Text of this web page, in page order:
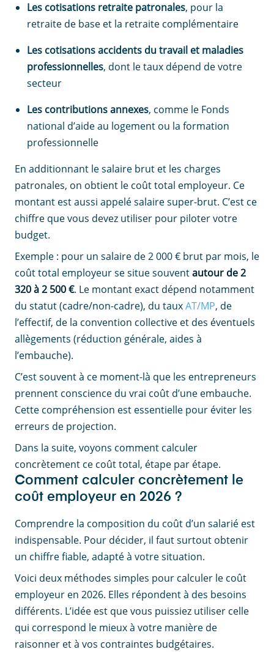
Les cotisations retraite patronales, pour la
retraite de base et la retraite complémentaire
Les cotisations accidents du travail et maladies
professionnelles, dont le taux dépend de votre
secteur
Les contributions annexes, comme le Fonds
national d’aide au logement ou la formation
professionnelle
En additionnant le salaire brut et les charges
patronales, on obtient le coût total employeur. Ce
montant est aussi appelé salaire super-brut. C’est ce
chiffre que vous devez utiliser pour piloter votre
budget.
Exemple : pour un salaire de 2 000 € brut par mois, le
coût total employeur se situe souventautour de 2
320 à 2 500 €. Le montant exact dépend notamment
du statut (cadre/non-cadre), du tauxAT/MP, de
l’effectif, de la convention collective et des éventuels
allègements (réduction générale, aides à
l’embauche).
C’est souvent à ce moment-là que les entrepreneurs
prennent conscience du vrai coût d’une embauche.
Cette compréhension est essentielle pour éviter les
erreurs de projection.
Dans la suite, voyons comment calculer
concrètement ce coût total, étape par étape.
Comment calculer concrètement le
coût employeur en 2026 ?
Comprendre la composition du coût d’un salarié est
indispensable. Pour décider, il faut surtout obtenir
un chiffre fiable, adapté à votre situation.
Voici deux méthodes simples pour calculer le coût
employeur en 2026. Elles répondent à des besoins
différents. L’idée est que vous puissiez utiliser celle
qui correspond le mieux à votre manière de
raisonner et à vos contraintes budgétaires.